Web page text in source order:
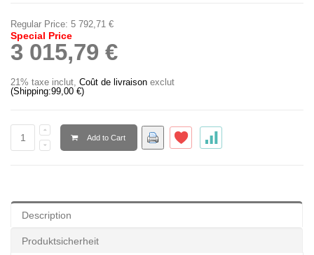
Regular Price: 5 792,71 €
Special Price
3 015,79 €
21% taxe inclut, Coût de livraison exclut
(Shipping:99,00 €)
Add to Cart
Description
Produktsicherheit